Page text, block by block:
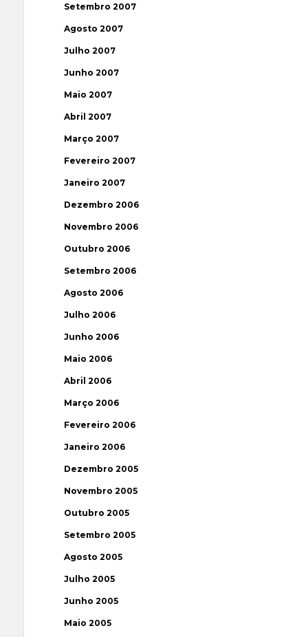
Setembro 2007
Agosto 2007
Julho 2007
Junho 2007
Maio 2007
Abril 2007
Março 2007
Fevereiro 2007
Janeiro 2007
Dezembro 2006
Novembro 2006
Outubro 2006
Setembro 2006
Agosto 2006
Julho 2006
Junho 2006
Maio 2006
Abril 2006
Março 2006
Fevereiro 2006
Janeiro 2006
Dezembro 2005
Novembro 2005
Outubro 2005
Setembro 2005
Agosto 2005
Julho 2005
Junho 2005
Maio 2005